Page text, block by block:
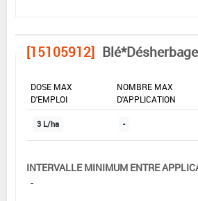
[15105912] Blé*Désherbage
DOSE MAX
D'EMPLOI
NOMBRE MAX
D'APPLICATION
3 L/ha -
INTERVALLE MINIMUM ENTRE
-